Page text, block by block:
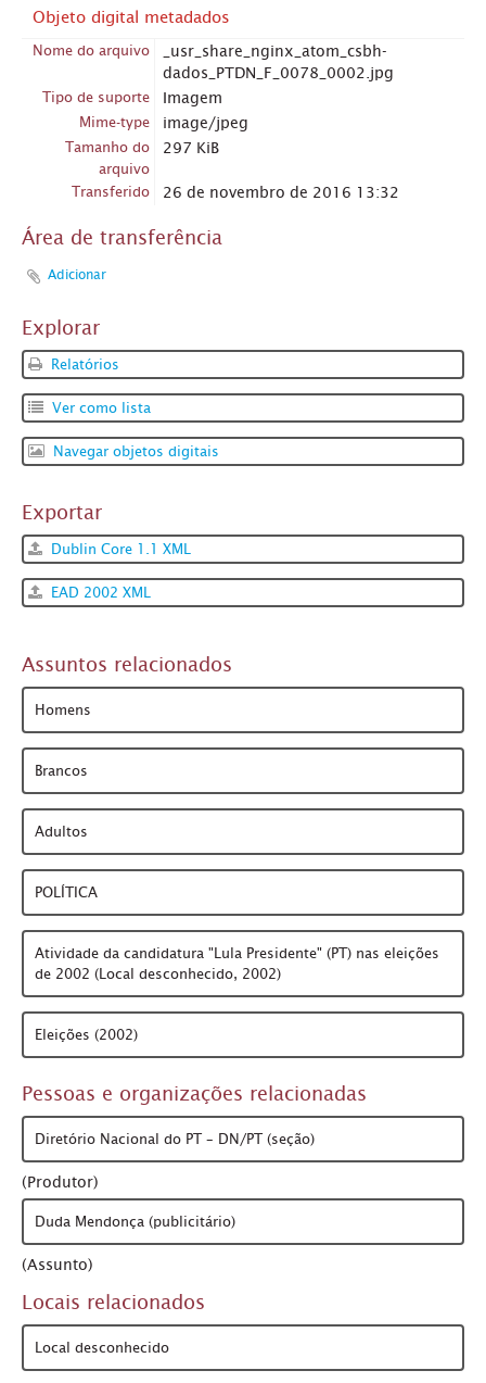
Objeto digital metadados
Nome do arquivo
_usr_share_nginx_atom_csbh-
dados_PTDN_F_0078_0002.jpg
Tipo de suporte Imagem
Mime-type image/jpeg
Tamanho do
arquivo
297 KiB
Transferido 26 de novembro de 2016 13:32
Área de transferência
Adicionar
Explorar
Relatórios
Ver como lista
Navegar objetos digitais
Exportar
Dublin Core 1.1 XML
EAD 2002 XML
Assuntos relacionados
Homens
Brancos
Adultos
POLÍTICA
Atividade da candidatura "Lula Presidente" (PT) nas eleições
de 2002 (Local desconhecido, 2002)
Eleições (2002)
Pessoas e organizações relacionadas
Diretório Nacional do PT – DN/PT (seção)
(Produtor)
Duda Mendonça (publicitário)
(Assunto)
Locais relacionados
Local desconhecido